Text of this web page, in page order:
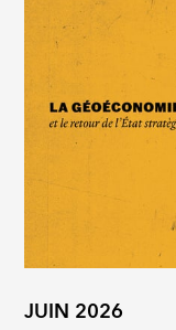
JUIN 2026